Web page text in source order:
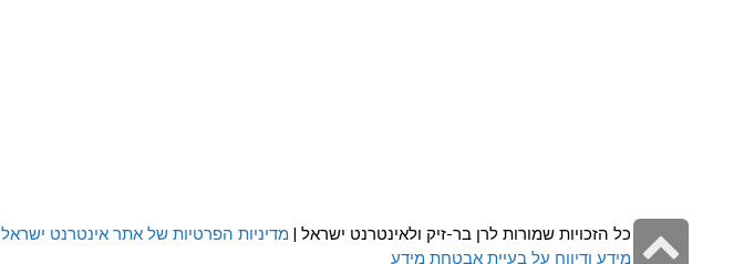
כל הזכויות שמורות לרן בר-זיק ולאינטרנט ישראל | מדיניות הפרטיות של אתר אינטרנט ישראל
מידע ודיווח על בעיית אבטחת מידע
גלילה